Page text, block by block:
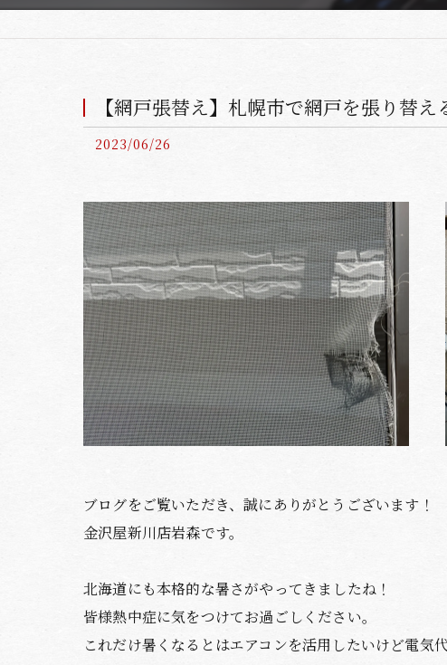
【網戸張替え】札幌市で網戸を張り替え
2023/06/26
ブログをご覧いただき、誠にありがとうございます！
金沢屋新川店岩森です。
北海道にも本格的な暑さがやってきましたね！
皆様熱中症に気をつけてお過ごしください。
これだけ暑くなるとはエアコンを活用したいけど電